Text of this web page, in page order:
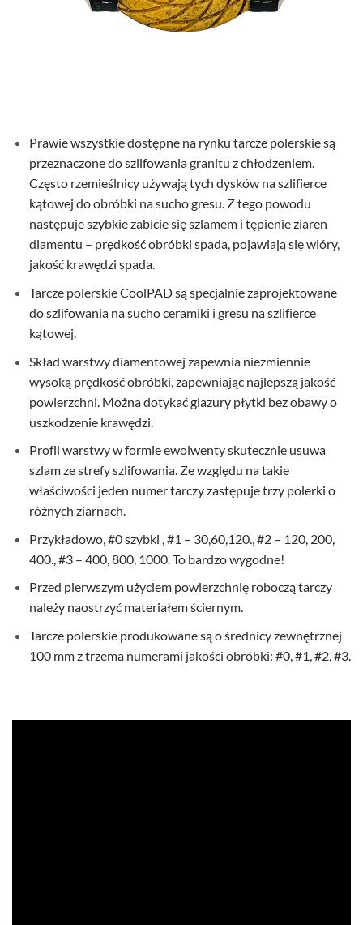
Prawie wszystkie dostępne na rynku tarcze polerskie są
przeznaczone do szlifowania granitu z chłodzeniem.
Często rzemieślnicy używają tych dysków na szlifierce
kątowej do obróbki na sucho gresu. Z tego powodu
następuje szybkie zabicie się szlamem i tępienie ziaren
diamentu – prędkość obróbki spada, pojawiają się wióry,
jakość krawędzi spada.
Tarcze polerskie CoolPAD są specjalnie zaprojektowane
do szlifowania na sucho ceramiki i gresu na szlifierce
kątowej.
Skład warstwy diamentowej zapewnia niezmiennie
wysoką prędkość obróbki, zapewniając najlepszą jakość
powierzchni. Można dotykać glazury płytki bez obawy o
uszkodzenie krawędzi.
Profil warstwy w formie ewolwenty skutecznie usuwa
szlam ze strefy szlifowania. Ze względu na takie
właściwości jeden numer tarczy zastępuje trzy polerki o
różnych ziarnach.
Przykładowo, #0 szybki , #1 – 30,60,120., #2 – 120, 200,
400., #3 – 400, 800, 1000. To bardzo wygodne!
Przed pierwszym użyciem powierzchnię roboczą tarczy
należy naostrzyć materiałem ściernym.
Tarcze polerskie produkowane są o średnicy zewnętrznej
100 mm z trzema numerami jakości obróbki: #0, #1, #2, #3.